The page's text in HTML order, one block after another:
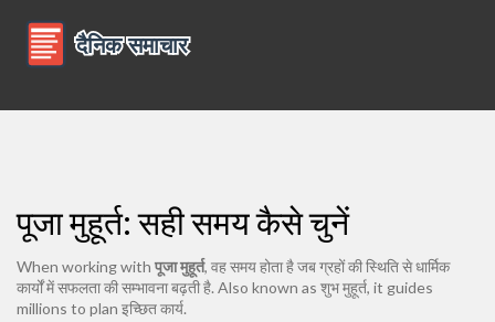
पूजा मुहूर्त: सही समय कैसे चुनें
When working with पूजा मुहूर्त, वह समय होता है जब ग्रहों की स्थिति से धार्मिक
कार्यों में सफलता की सम्भावना बढ़ती है. Also known as शुभ मुहूर्त, it guides
millions to plan इच्छित कार्य.